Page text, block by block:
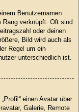
Benutzernamen
verknüpft: Oft sind
oder deinen
Bild wird auch als
Regel um ein
unterschiedlich ist.
einen Avatar über
Galerie, Remote